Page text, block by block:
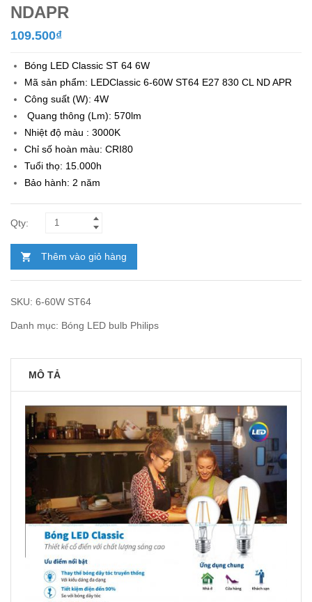
NDAPR
109.500₫
Bóng LED Classic ST 64 6W
Mã sản phẩm: LEDClassic 6-60W ST64 E27 830 CL ND APR
Công suất (W): 4W
Quang thông (Lm): 570lm
Nhiệt độ màu : 3000K
Chỉ số hoàn màu: CRI80
Tuổi thọ: 15.000h
Bảo hành: 2 năm
Thêm vào giỏ hàng
SKU: 6-60W ST64
Danh mục: Bóng LED bulb Philips
MÔ TẢ